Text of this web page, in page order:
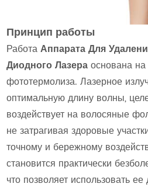
Принцип работы
РаботаАппарата Для
Диодного Лазераоснована
фототермолиза. Лазерное
оптимальную длину волны,
воздействует на волосяные
не затрагивая здоровые
точному и бережному
становится практически
что позволяет использовать